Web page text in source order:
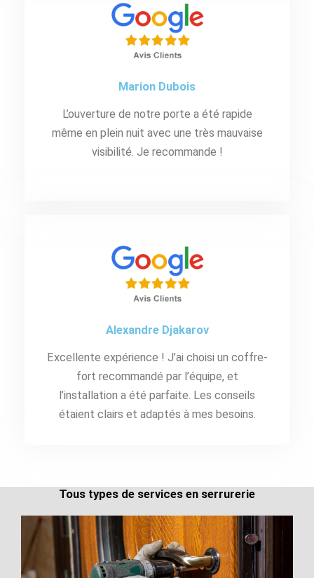
Marion Dubois
L’ouverture de notre porte a été rapide
même en plein nuit avec une très mauvaise
visibilité. Je recommande !
Alexandre Djakarov
Excellente expérience ! J’ai choisi un coffre-
fort recommandé par l’équipe, et
l’installation a été parfaite. Les conseils
étaient clairs et adaptés à mes besoins.
Tous types de services en serrurerie